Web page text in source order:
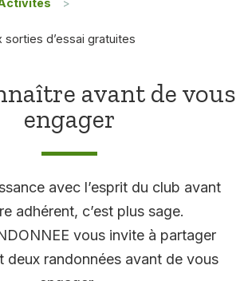
>
sorties d’essai gratuites
avant de vous
engager
avec l’esprit du club avant
adhérent, c’est plus sage.
vous invite à partager
deux randonnées avant de vous